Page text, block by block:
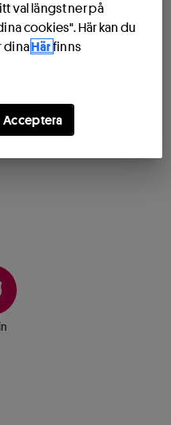
val längst ner på
cookies". Här kan du
dinaHär finns
Acceptera